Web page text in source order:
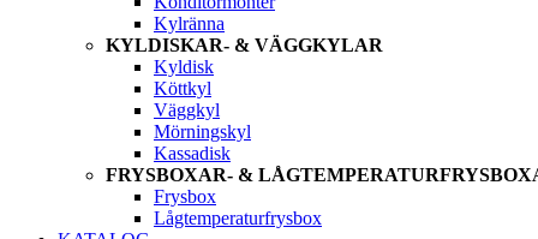
Kylränna
KYLDISKAR- & VÄGGKYLAR
Kyldisk
Köttkyl
Väggkyl
Mörningskyl
Kassadisk
FRYSBOXAR- &
Frysbox
Lågtemperaturfrysbox